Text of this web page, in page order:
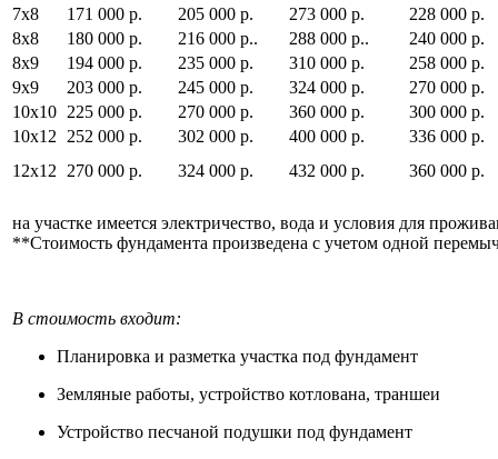
7х8
171 000 р. 205 000 р. 273 000 р.
228 000 р.
8х8
180 000 р. 216 000 р.. 288 000 р..
240 000 р.
8х9
194 000 р. 235 000 р. 310 000 р.
258 000 р.
9х9
203 000 р. 245 000 р. 324 000 р.
270 000 р.
10х10 225 000 р. 270 000 р. 360 000 р.
300 000 р.
10х12
252 000 р. 302 000 р. 400 000 р.
336 000 р.
12х12
270 000 р. 324 000 р. 432 000 р. 360 000 р.
на участке имеется электричество, вода и условия для
**Стоимость фундамента произведена с учетом одной
В стоимость входит:
Планировка и разметка участка под фундамент
Земляные работы, устройство котлована, траншеи
Устройство песчаной подушки под фундамент